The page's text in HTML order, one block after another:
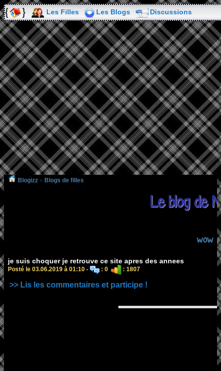
Les Filles Les Blogs Discussions
Blogizz » Blogs de filles
Le blog de
wow
je suis choquer je retrouve ce site apres des annees
Posté le 03.06.2019 à 01:10 - : 0 : 1807
>> Lis les commentaires et participe !